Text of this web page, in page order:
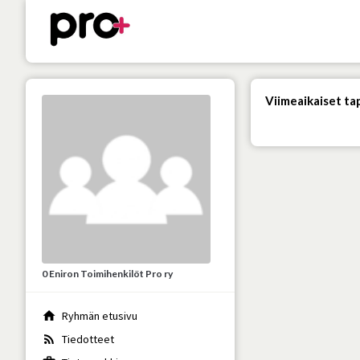
Viimeaikaiset
0 Eniron Toimihenkilöt Pro ry
home Ryhmän etusivu
rss_feed Tiedotteet